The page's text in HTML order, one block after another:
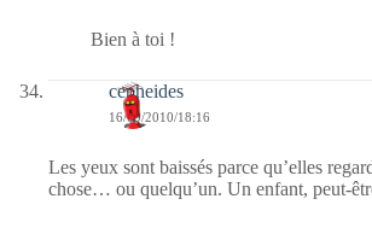
Bien à toi !
cepheides
16/09/2010/18:16
Les yeux sont baissés parce qu’elles
chose… ou quelqu’un. Un enfant, peut-